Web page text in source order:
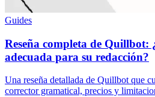
Guides
Reseña completa de Quillbot:
adecuada para su redacción?
Una reseña detallada de Quillbot que
corrector gramatical, precios y